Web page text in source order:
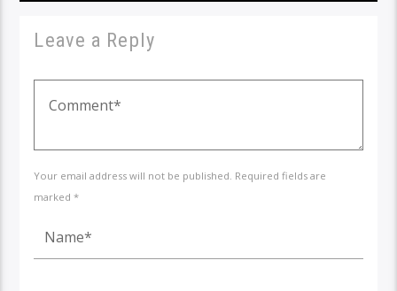
Leave a Reply
Your email address will not be published. Required fields are
marked *